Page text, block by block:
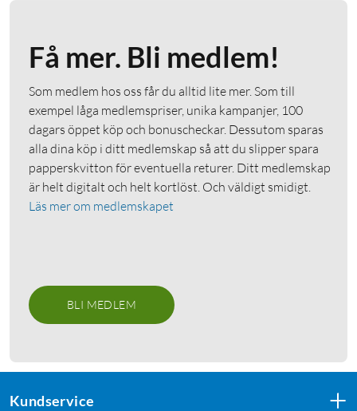
Få mer. Bli medlem!
Som medlem hos oss får du alltid lite mer. Som till
exempel låga medlemspriser, unika kampanjer, 100
dagars öppet köp och bonuscheckar. Dessutom sparas
alla dina köp i ditt medlemskap så att du slipper spara
papperskvitton för eventuella returer. Ditt medlemskap
är helt digitalt och helt kortlöst. Och väldigt smidigt.
Läs mer om medlemskapet
BLI MEDLEM
Kundservice